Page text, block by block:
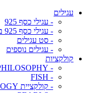
עגילים
- עגילי כסף 925
- עגילי כסף 925 בציפוי זהב מיקרוני
- סט עגילים
- עגילים נוספים
קולקציות
- PHILOSOPHY
- FISH
- קולקציית MYTHOLOGY